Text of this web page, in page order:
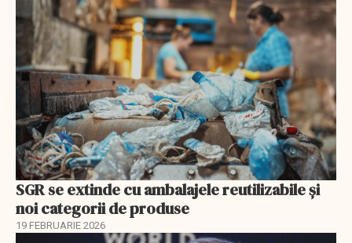
SGR se extinde cu ambalajele reutilizabile și
noi categorii de produse
19 FEBRUARIE 2026